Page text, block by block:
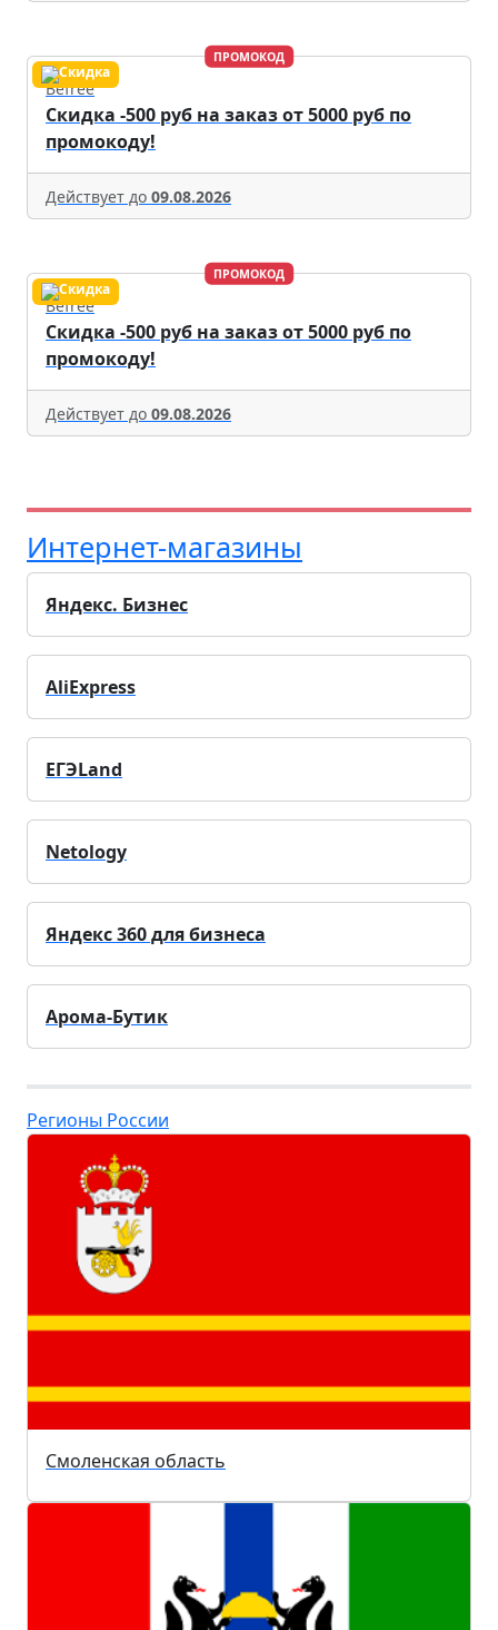
ПРОМОКОД
Befree
Скидка -500 руб на заказ от 5000 руб по
промокоду!
Действует до 09.08.2026
ПРОМОКОД
Befree
Скидка -500 руб на заказ от 5000 руб по
промокоду!
Действует до 09.08.2026
Интернет-магазины
Яндекс. Бизнес
AliExpress
ЕГЭLand
Netology
Яндекс 360 для бизнеса
Арома-Бутик
Регионы России
Смоленская область